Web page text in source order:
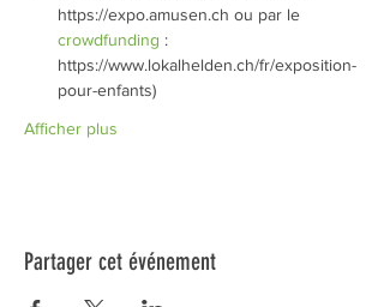
https://expo.amusen.ch ou par le
crowdfunding :
https://www.lokalhelden.ch/fr/exposition-
pour-enfants)
Afficher plus
Partager cet événement